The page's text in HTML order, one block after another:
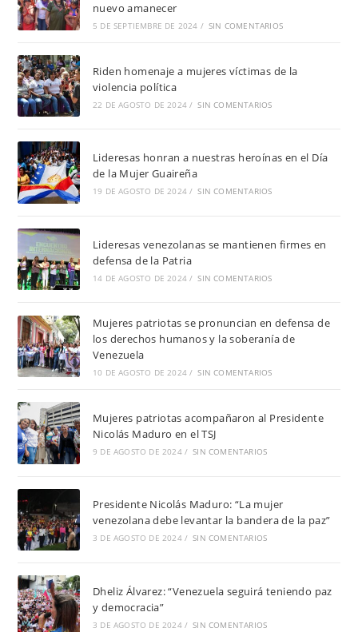
nuevo amanecer
5 DE SEPTIEMBRE DE 2024 / SIN COMENTARIOS
Riden homenaje a mujeres víctimas de la
violencia política
22 DE AGOSTO DE 2024 / SIN COMENTARIOS
Lideresas honran a nuestras heroínas en el Día
de la Mujer Guaireña
19 DE AGOSTO DE 2024 / SIN COMENTARIOS
Lideresas venezolanas se mantienen firmes en
defensa de la Patria
14 DE AGOSTO DE 2024 / SIN COMENTARIOS
Mujeres patriotas se pronuncian en defensa de
los derechos humanos y la soberanía de
Venezuela
10 DE AGOSTO DE 2024 / SIN COMENTARIOS
Mujeres patriotas acompañaron al Presidente
Nicolás Maduro en el TSJ
9 DE AGOSTO DE 2024 / SIN COMENTARIOS
Presidente Nicolás Maduro: “La mujer
venezolana debe levantar la bandera de la paz”
3 DE AGOSTO DE 2024 / SIN COMENTARIOS
Dheliz Álvarez: “Venezuela seguirá teniendo paz
y democracia”
3 DE AGOSTO DE 2024 / SIN COMENTARIOS